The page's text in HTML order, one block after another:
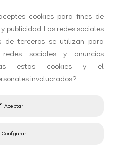
cookies para fines de
publicidad. Las redes sociales
de terceros se utilizan para
sociales y anuncios
estas cookies y el
involucrados?
Aceptar
Configurar